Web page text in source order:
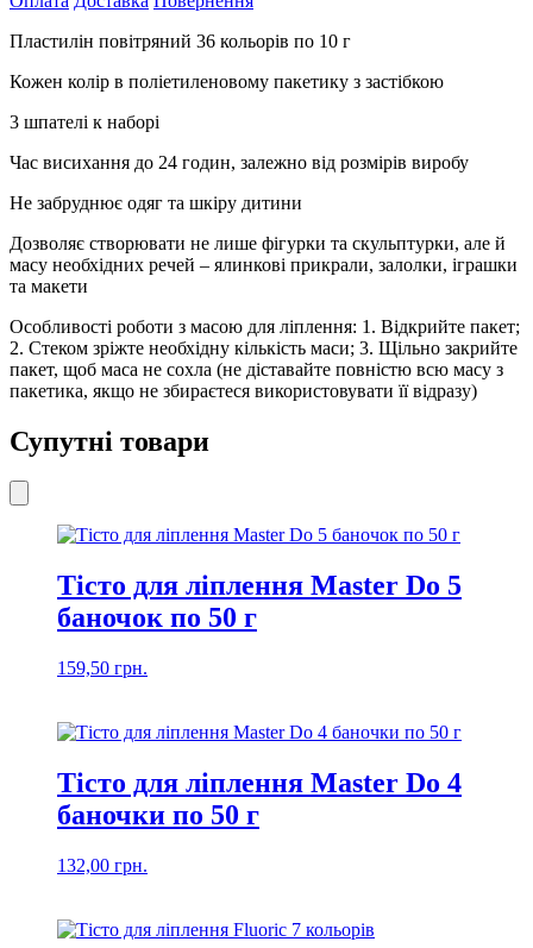
г
Пластилін повітряний 36 кольорів по 10 г
Кожен колір в поліетиленовому пакетику з застібкою
3 шпателі к наборі
Час висихання до 24 годин, залежно від розмірів виробу
Не забруднює одяг та шкіру дитини
Дозволяє створювати не лише фігурки та скульптурки, але й
масу необхідних речей – ялинкові прикрали, залолки, іграшки
та макети
Особливості роботи з масою для ліплення: 1. Відкрийте пакет;
2. Стеком зріжте необхідну кількість маси; 3. Щільно закрийте
пакет, щоб маса не сохла (не діставайте повністю всю масу з
пакетика, якщо не збираєтеся використовувати її відразу)
Супутні товари
Тісто для ліплення Master Do 5
баночок по 50 г
159,50 грн.
Тісто для ліплення Master Do 4
баночки по 50 г
132,00 грн.